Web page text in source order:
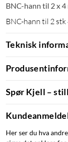
BNC-hann til 2 x
BNC-hann til 2 stk
Teknisk
Spør Kjell –
Her ser du hva